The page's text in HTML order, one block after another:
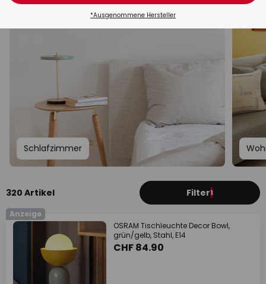
Schlafzimmer
320 Artikel Filter1
Anzeige
OSRAM Tischleuchte Decor Bowl,
grün/gelb, Stahl, E14
CHF 84.90
*Ausgenommene Hersteller